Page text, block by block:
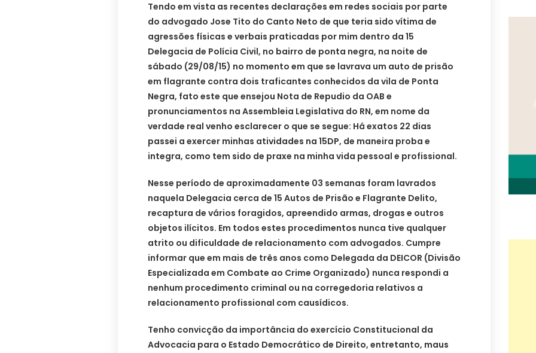
Tendo em vista as recentes declarações em redes sociais por parte
do advogado Jose Tito do Canto Neto de que teria sido vítima de
agressões físicas e verbais praticadas por mim dentro da 15
Delegacia de Polícia Civil, no bairro de ponta negra, na noite de
sábado (29/08/15) no momento em que se lavrava um auto de prisão
em flagrante contra dois traficantes conhecidos da vila de Ponta
Negra, fato este que ensejou Nota de Repudio da OAB e
pronunciamentos na Assembleia Legislativa do RN, em nome da
verdade real venho esclarecer o que se segue: Há exatos 22 dias
passei a exercer minhas atividades na 15DP, de maneira proba e
integra, como tem sido de praxe na minha vida pessoal e profissional.
Nesse período de aproximadamente 03 semanas foram lavrados
naquela Delegacia cerca de 15 Autos de Prisão e Flagrante Delito,
recaptura de vários foragidos, apreendido armas, drogas e outros
objetos ilícitos. Em todos estes procedimentos nunca tive qualquer
atrito ou dificuldade de relacionamento com advogados. Cumpre
informar que em mais de três anos como Delegada da DEICOR (Divisão
Especializada em Combate ao Crime Organizado) nunca respondi a
nenhum procedimento criminal ou na corregedoria relativos a
relacionamento profissional com causídicos.
Tenho convicção da importância do exercício Constitucional da
Advocacia para o Estado Democrático de Direito, entretanto, maus